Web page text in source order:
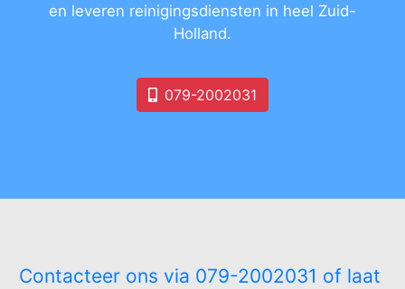
en leveren reinigingsdiensten in heel Zuid-
Holland.
079-2002031
Contacteer ons via 079-2002031 of laat